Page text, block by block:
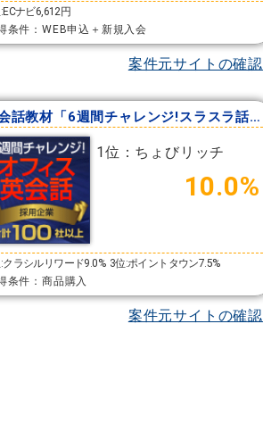
ナビ6,612円
条件：WEB申込＋新規入会
案件元サイトの確認
英会話教材「6週間チャレンジ!スラスラ話せるオフィス英会話」
1位：ちょびリッチ
10.0%
クラシルリワード9.0% 3位:ポイントタウン7.5%
条件：商品購入
案件元サイトの確認